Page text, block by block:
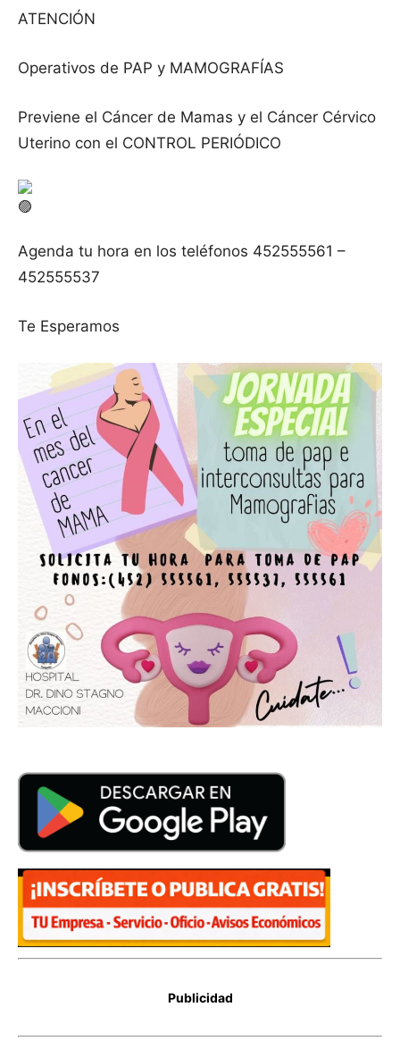
ATENCIÓN
Operativos de PAP y MAMOGRAFÍAS
Previene el Cáncer de Mamas y el Cáncer Cérvico
Uterino con el CONTROL PERIÓDICO
Agenda tu hora en los teléfonos 452555561 –
452555537
Te Esperamos
Publicidad